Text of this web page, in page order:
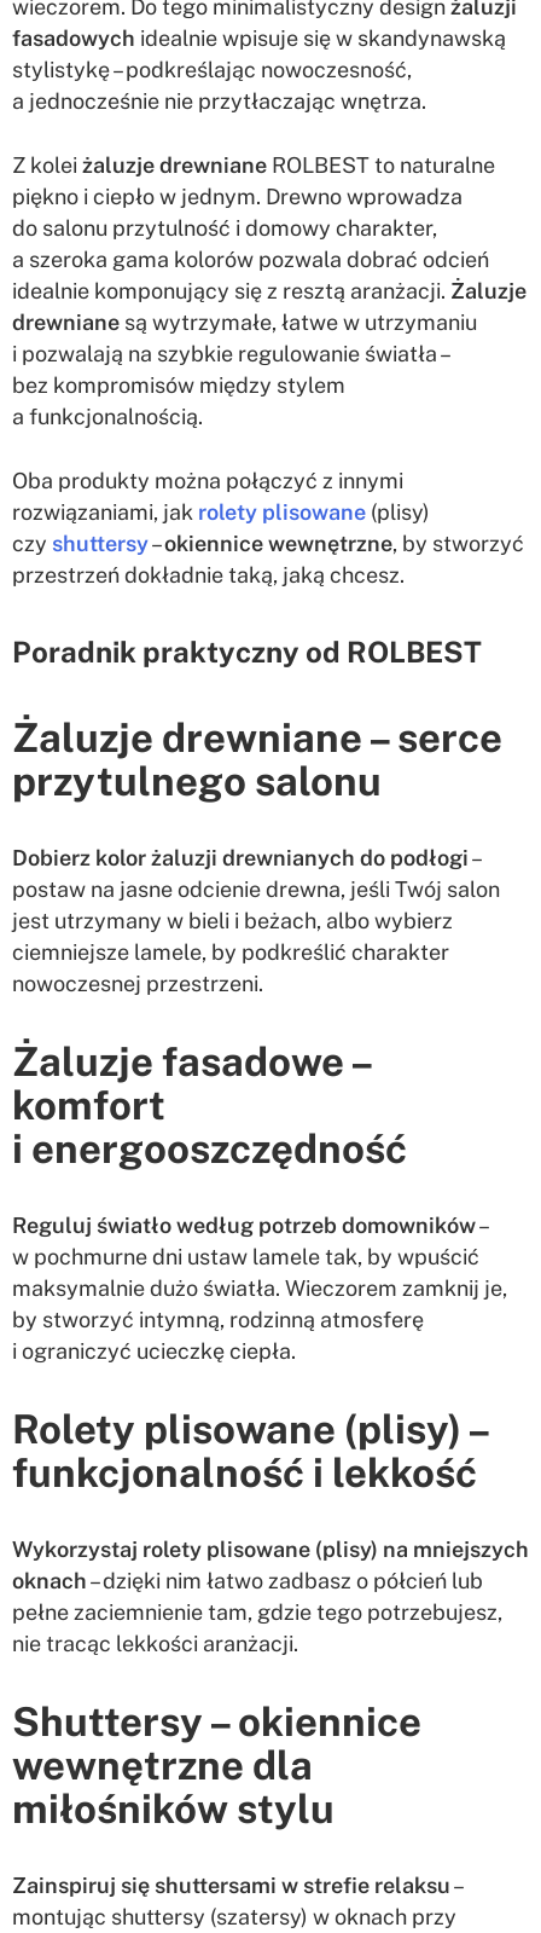
wieczorem. Do tego minimalistyczny designżaluzji
fasadowych idealnie wpisuje się w skandynawską
stylistykę – podkreślając nowoczesność,
a jednocześnie nie przytłaczając wnętrza.
Z kolei żaluzje drewniane ROLBEST to naturalne
piękno i ciepło w jednym. Drewno wprowadza
do salonu przytulność i domowy charakter,
a szeroka gama kolorów pozwala dobrać odcień
idealnie komponujący się z resztą aranżacji. Żaluzje
drewniane są wytrzymałe, łatwe w utrzymaniu
i pozwalają na szybkie regulowanie światła –
bez kompromisów między stylem
a funkcjonalnością.
Oba produkty można połączyć z innymi
rozwiązaniami, jak rolety plisowane (plisy)
czy shuttersy–okiennice wewnętrzne, by stworzyć
przestrzeń dokładnie taką, jaką chcesz.
Poradnik praktyczny od ROLBEST
Żaluzje drewniane – serce
przytulnego salonu
Dobierz kolor żaluzji drewnianych do podłogi–
postaw na jasne odcienie drewna, jeśli Twój salon
jest utrzymany w bieli i beżach, albo wybierz
ciemniejsze lamele, by podkreślić charakter
nowoczesnej przestrzeni.
Żaluzje fasadowe –
komfort
i energooszczędność
Reguluj światło według potrzeb domowników–
w pochmurne dni ustaw lamele tak, by wpuścić
maksymalnie dużo światła. Wieczorem zamknij je,
by stworzyć intymną, rodzinną atmosferę
i ograniczyć ucieczkę ciepła.
Rolety plisowane (plisy) –
funkcjonalność i lekkość
Wykorzystaj rolety plisowane (plisy) na mniejszych
oknach– dzięki nim łatwo zadbasz o półcień lub
pełne zaciemnienie tam, gdzie tego potrzebujesz,
nie tracąc lekkości aranżacji.
Shuttersy – okiennice
wewnętrzne dla
miłośników stylu
Zainspiruj się shuttersami w strefie relaksu–
montując shuttersy (szatersy) w oknach przy